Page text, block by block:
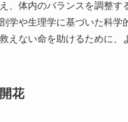
、体内のバランスを調整
学や生理学に基づいた科
えない命を助けるために、
花